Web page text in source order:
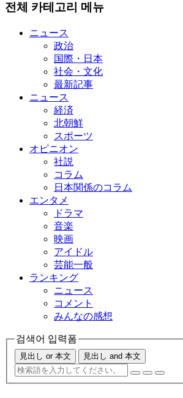
전체 카테고리 메뉴
ニュース
政治
国際・日本
社会・文化
最新記事
ニュース
経済
北朝鮮
スポーツ
オピニオン
社説
コラム
日本関係のコラム
エンタメ
ドラマ
音楽
映画
アイドル
芸能一般
ランキング
ニュース
コメント
みんなの感想
검색어 입력폼
見出し or 本文 見出し and 本文